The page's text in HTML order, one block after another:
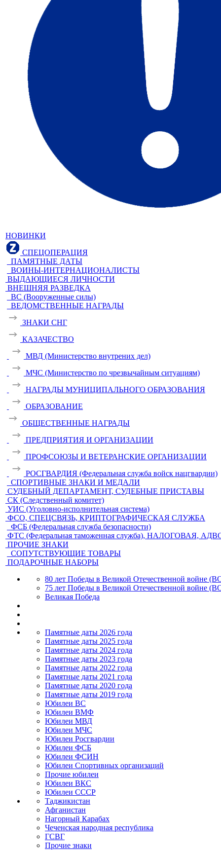
НОВИНКИ
СПЕЦОПЕРАЦИЯ
ПАМЯТНЫЕ ДАТЫ
ВОИНЫ-ИНТЕРНАЦИОНАЛИСТЫ
ВЫДАЮЩИЕСЯ ЛИЧНОСТИ
ВНЕШНЯЯ РАЗВЕДКА
ВС (Вооруженные силы)
ВЕДОМСТВЕННЫЕ НАГРАДЫ
ЗНАКИ СНГ
КАЗАЧЕСТВО
МВД (Министерство внутрених дел)
МЧС (Министерство по чрезвычайным ситуациям)
НАГРАДЫ МУНИЦИПАЛЬНОГО ОБРАЗОВАНИЯ
ОБРАЗОВАНИЕ
ОБЩЕСТВЕННЫЕ НАГРАДЫ
ПРЕДПРИЯТИЯ И ОРГАНИЗАЦИИ
ПРОФСОЮЗЫ И ВЕТЕРАНСКИЕ ОРГАНИЗАЦИИ
РОСГВАРДИЯ (Федеральная служба войск нацгвардии)
СПОРТИВНЫЕ ЗНАКИ И МЕДАЛИ
СУДЕБНЫЙ ДЕПАРТАМЕНТ, СУДЕБНЫЕ ПРИСТАВЫ
СК (Следственный комитет)
УИС (Уголовно-исполнительная система)
ФСО, СПЕЦСВЯЗЬ, КРИПТОГРАФИЧЕСКАЯ СЛУЖБА
ФСБ (Федеральная служба безопасности)
ФТС (Федеральная таможенная служба), НАЛОГОВАЯ,
ПРОЧИЕ ЗНАКИ
СОПУТСТВУЮЩИЕ ТОВАРЫ
ПОДАРОЧНЫЕ НАБОРЫ
80 лет Победы в Великой Отечественной войне
75 лет Победы в Великой Отечественной войне
Великая Победа
Памятные даты 2026 года
Памятные даты 2025 года
Памятные даты 2024 года
Памятные даты 2023 года
Памятные даты 2022 года
Памятные даты 2021 года
Памятные даты 2020 года
Памятные даты 2019 года
Юбилеи ВС
Юбилеи ВМФ
Юбилеи МВД
Юбилеи МЧС
Юбилеи Росгвардии
Юбилеи ФСБ
Юбилеи ФСИН
Юбилеи Спортивных организаций
Прочие юбилеи
Юбилеи ВКС
Юбилеи СССР
Таджикистан
Афганистан
Нагорный Карабах
Чеченская народная республика
ГСВГ
Прочие знаки